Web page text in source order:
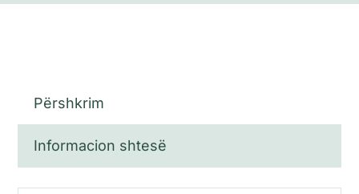
Përshkrim
Informacion shtesë